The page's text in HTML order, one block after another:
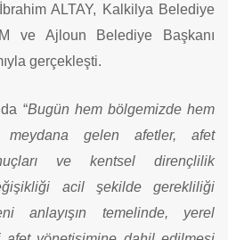
ALTAY, Kalkilya Belediye
ve Ajloun Belediye Başkanı
gerçekleşti.
“Bugün hem bölgemizde hem
gelen afetler, afet
ve kentsel dirençlilik
acil şekilde gerekliliği
anlayışın temelinde, yerel